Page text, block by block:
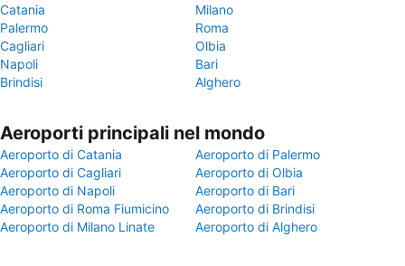
Catania
Milano
Palermo
Roma
Cagliari
Olbia
Napoli
Bari
Brindisi
Alghero
Aeroporti principali nel mondo
Aeroporto di Catania
Aeroporto di Palermo
Aeroporto di Cagliari
Aeroporto di Olbia
Aeroporto di Napoli
Aeroporto di Bari
Aeroporto di Roma Fiumicino
Aeroporto di Brindisi
Aeroporto di Milano Linate
Aeroporto di Alghero